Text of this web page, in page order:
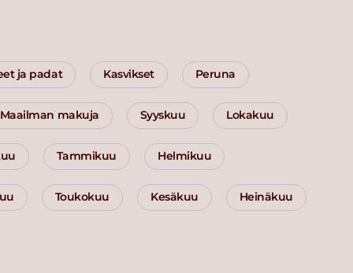
ja padat Kasvikset Peruna
Maailman makuja Syyskuu Lokakuu
Tammikuu Helmikuu
Toukokuu Kesäkuu Heinäkuu